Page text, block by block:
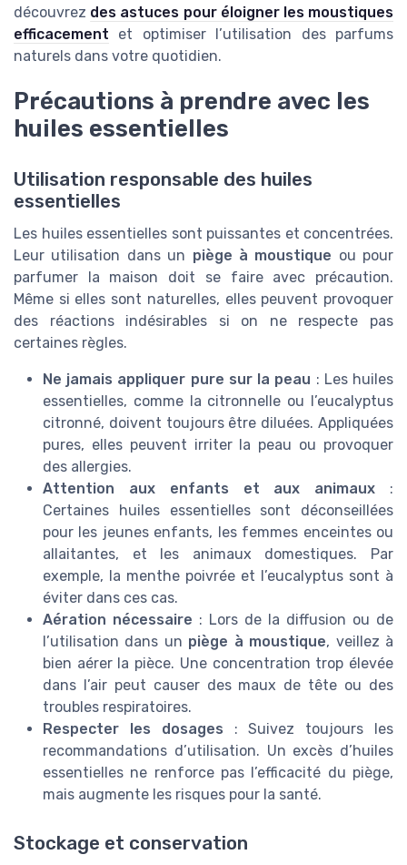
découvrez des astuces pour éloigner les moustiques
efficacement et optimiser l’utilisation des parfums
naturels dans votre quotidien.
Précautions à prendre avec les
huiles essentielles
Utilisation responsable des huiles
essentielles
Les huiles essentielles sont puissantes et concentrées.
Leur utilisation dans un piège à moustique ou pour
parfumer la maison doit se faire avec précaution.
Même si elles sont naturelles, elles peuvent provoquer
des réactions indésirables si on ne respecte pas
certaines règles.
Ne jamais appliquer pure sur la peau : Les huiles
essentielles, comme la citronnelle ou l’eucalyptus
citronné, doivent toujours être diluées. Appliquées
pures, elles peuvent irriter la peau ou provoquer
des allergies.
Attention aux enfants et aux animaux :
Certaines huiles essentielles sont déconseillées
pour les jeunes enfants, les femmes enceintes ou
allaitantes, et les animaux domestiques. Par
exemple, la menthe poivrée et l’eucalyptus sont à
éviter dans ces cas.
Aération nécessaire : Lors de la diffusion ou de
l’utilisation dans un piège à moustique, veillez à
bien aérer la pièce. Une concentration trop élevée
dans l’air peut causer des maux de tête ou des
troubles respiratoires.
Respecter les dosages : Suivez toujours les
recommandations d’utilisation. Un excès d’huiles
essentielles ne renforce pas l’efficacité du piège,
mais augmente les risques pour la santé.
Stockage et conservation